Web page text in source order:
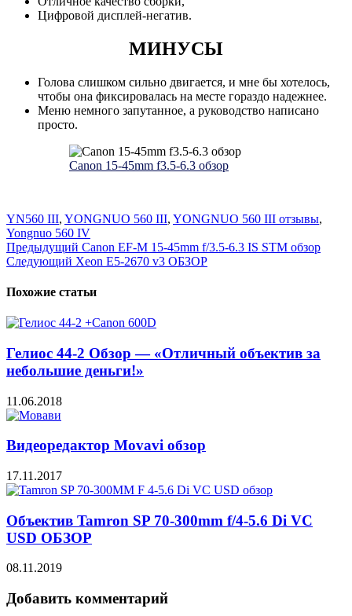
Цифровой дисплей-негатив.
МИНУСЫ
Голова слишком сильно двигается, и мне бы хотелось,
чтобы она фиксировалась на месте гораздо надежнее.
Меню немного запутанное, а руководство написано
просто.
Canon 15-45mm f3.5-6.3 обзор
YN560 III, YONGNUO 560 III, YONGNUO 560 III отзывы,
Yongnuo 560 IV
Навигация
по
записям
Предыдущий Canon EF-M 15-45mm f/3.5-6.3 IS STM обзор
Следующий Xeon E5-2670 v3 ОБЗОР
Похожие статьи
Гелиос 44-2 Обзор — «Отличный объектив за
небольшие деньги!»
11.06.2018
Видеоредактор Movavi обзор
17.11.2017
Объектив Tamron SP 70-300mm f/4-5.6 Di VC
USD ОБЗОР
08.11.2019
Добавить комментарий